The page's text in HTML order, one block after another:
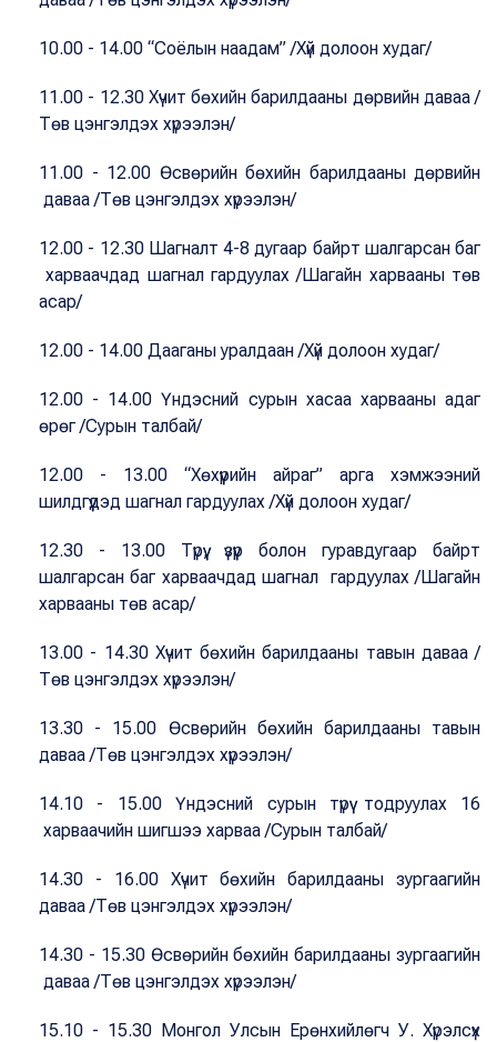
10.00 - 14.00 “Соёлын наадам” /Хүй долоон худаг/
11.00 - 12.30 Хүчит бөхийн барилдааны дөрвийн даваа /
Төв цэнгэлдэх хүрээлэн/
11.00 - 12.00 Өсвөрийн бөхийн барилдааны дөрвийн
даваа /Төв цэнгэлдэх хүрээлэн/
12.00 - 12.30 Шагналт 4-8 дугаар байрт шалгарсан баг
харваачдад шагнал гардуулах /Шагайн харвааны төв
асар/
12.00 - 14.00 Дааганы уралдаан /Хүй долоон худаг/
12.00 - 14.00 Үндэсний сурын хасаа харвааны адаг
өрөг /Сурын талбай/
12.00 - 13.00 “Хөхүүрийн айраг” арга хэмжээний
шилдгүүдэд шагнал гардуулах /Хүй долоон худаг/
12.30 - 13.00 Түрүү, үзүүр болон гуравдугаар байрт
шалгарсан баг харваачдад шагнал гардуулах /Шагайн
харвааны төв асар/
13.00 - 14.30 Хүчит бөхийн барилдааны тавын даваа /
Төв цэнгэлдэх хүрээлэн/
13.30 - 15.00 Өсвөрийн бөхийн барилдааны тавын
даваа /Төв цэнгэлдэх хүрээлэн/
14.10 - 15.00 Үндэсний сурын түрүү тодруулах 16
харваачийн шигшээ харваа /Сурын талбай/
14.30 - 16.00 Хүчит бөхийн барилдааны зургаагийн
даваа /Төв цэнгэлдэх хүрээлэн/
14.30 - 15.30 Өсвөрийн бөхийн барилдааны зургаагийн
даваа /Төв цэнгэлдэх хүрээлэн/
15.10 - 15.30 Монгол Улсын Ерөнхийлөгч У. Хүрэлсүх